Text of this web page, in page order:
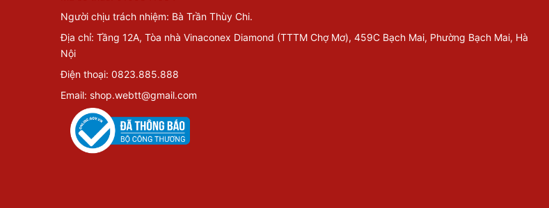
Người chịu trách nhiệm: Bà Trần Thùy Chi.
Địa chỉ: Tầng 12A, Tòa nhà Vinaconex Diamond (TTTM Chợ Mơ), 459C Bạch Mai, Phường Bạch Mai, Hà
Nội
Điện thoại: 0823.885.888
Email: shop.webtt@gmail.com